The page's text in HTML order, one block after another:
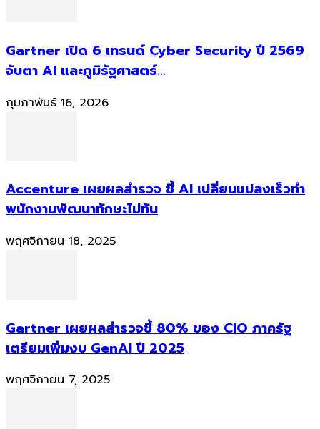
Gartner เปิด 6 เทรนด์ Cyber Security ปี 2569
จับตา AI และภูมิรัฐศาสตร์...
กุมภาพันธ์ 16, 2026
Accenture เผยผลสำรวจ ชี้ AI เปลี่ยนแปลงเร็วทำ
พนักงานพัฒนาทักษะไม่ทัน
พฤศจิกายน 18, 2025
Gartner เผยผลสำรวจชี้ 80% ของ CIO ภาครัฐ
เตรียมเพิ่มงบ GenAI ปี 2025
พฤศจิกายน 7, 2025